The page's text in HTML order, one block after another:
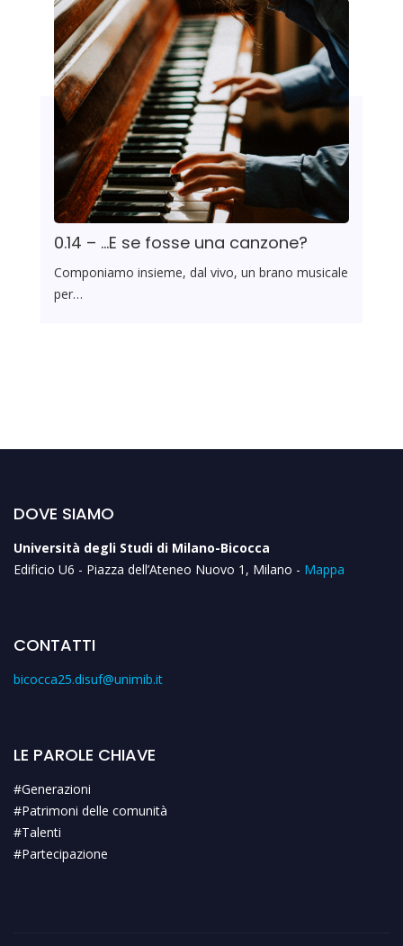
0.14 – …E se fosse una canzone?
Componiamo insieme, dal vivo, un brano musicale
per…
DOVE SIAMO
Università degli Studi di Milano-Bicocca
Edificio U6 - Piazza dell’Ateneo Nuovo 1, Milano - Mappa
CONTATTI
bicocca25.disuf@unimib.it
LE PAROLE CHIAVE
#Generazioni
#Patrimoni delle comunità
#Talenti
#Partecipazione